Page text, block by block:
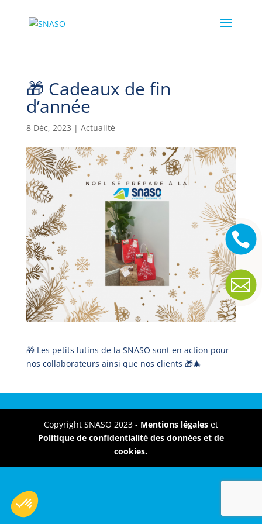


🎁 Cadeaux de fin
d’année
8 Déc, 2023 | Actualité
🎁 Les petits lutins de la SNASO sont en action pour
nos collaborateurs ainsi que nos clients 🎁🎄
Copyright SNASO 2023 - Mentions légaleset
Politique de confidentialité des données et de
cookies.